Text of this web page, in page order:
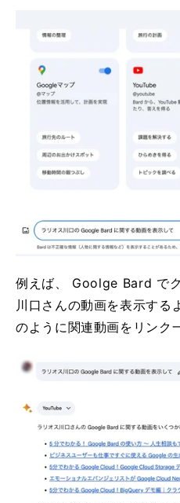
例えば、 Goolge Bard で
川口さんの動画を表示する
のように関連動画をリンク